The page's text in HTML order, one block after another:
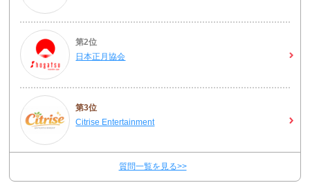
第2位
日本正月協会
第3位
Citrise Entertainment
質問一覧を見る>>